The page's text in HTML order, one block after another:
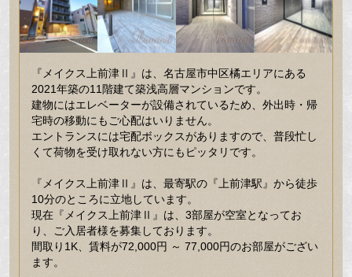
『メイクス上前津Ⅱ』は、名古屋市中区橘エリアにある
2021年築の11階建て築浅高層マンションです。
建物にはエレベーターが設備されているため、外出時・帰
宅時の移動にもご心配はいりません。
エントランスには宅配ボックスがありますので、普段忙し
くて荷物を受け取れない方にもピッタリです。
『メイクス上前津Ⅱ』は、最寄駅の『上前津駅』から徒歩
10分のところに立地しています。
現在『メイクス上前津Ⅱ』は、3部屋が空室となってお
り、ご入居者様を募集しております。
間取り1K、賃料が72,000円 ～ 77,000円のお部屋がござい
ます。